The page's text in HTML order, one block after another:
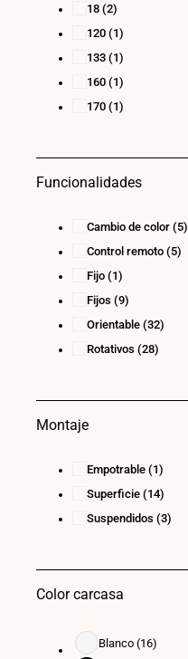
18 (2)
120 (1)
133 (1)
160 (1)
170 (1)
Funcionalidades
Cambio de color (5)
Control remoto (5)
Fijo (1)
Fijos (9)
Orientable (32)
Rotativos (28)
Montaje
Empotrable (1)
Superficie (14)
Suspendidos (3)
Color carcasa
BlancoBlanco (16)